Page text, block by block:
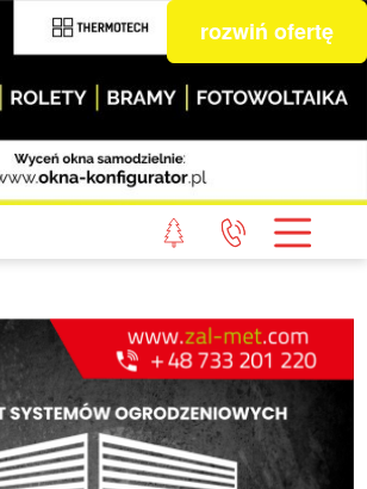
rozwiń ofertę